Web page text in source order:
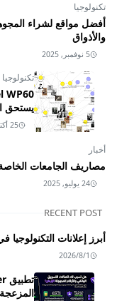
تكنولوجيا
أفضل مواقع لشراء
والأذواق
5 نوفمبر, 2025
تكنولوجيا
يستحق
25 أكتوبر, 2025
أخبار
مصاريف الجامعات الخاصة والأهلية
24 يوليو, 2025
RECENT POST
أبرز إعلانات التكنولوجيا في يوليو 2026: ثورة
2026/8/1